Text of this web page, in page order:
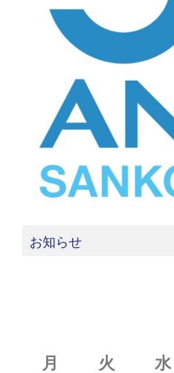
お知らせ
月
火 水